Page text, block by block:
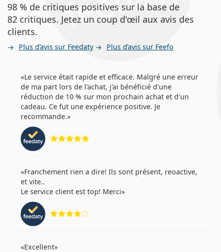
98 % de critiques positives sur la base de
82 critiques. Jetez un coup d'œil aux avis des
clients.
Plus d’avis sur Feedaty Plus d’avis sur Feefo
Le service était rapide et efficace. Malgré une erreur
de ma part lors de l'achat, j'ai bénéficié d'une
réduction de 10 % sur mon prochain achat et d'un
cadeau. Ce fut une expérience positive. Je
recommande.
Franchement rien a dire! Ils sont présent, reoactive,
et vite..
Le service client est top! Merci
Excellent